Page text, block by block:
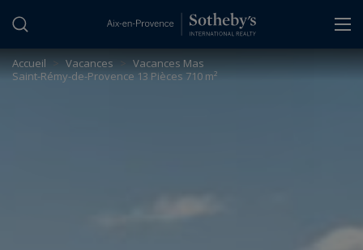
Accueil > Vacances > Vacances Mas
Saint-Rémy-de-Provence 13 Pièces 710 m²